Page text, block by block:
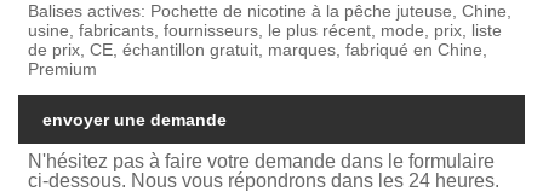
Balises actives: Pochette de nicotine à la pêche juteuse, Chine,
usine, fabricants, fournisseurs, le plus récent, mode, prix, liste
de prix, CE, échantillon gratuit, marques, fabriqué en Chine,
Premium
envoyer une demande
N'hésitez pas à faire votre demande dans le formulaire
ci-dessous. Nous vous répondrons dans les 24 heures.